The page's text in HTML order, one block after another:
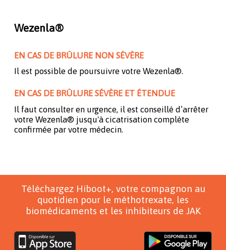
Wezenla®
EN CAS DE BRÛLURE NON SÉVÈRE
Il est possible de poursuivre votre Wezenla®.
EN CAS DE BRÛLURE SÉVÈRE ET ÉTENDUE
Il faut consulter en urgence, il est conseillé d’arrêter
votre Wezenla® jusqu'à cicatrisation complète
confirmée par votre médecin.
Téléchargez Hiboot+, votre compagnon au
quotidien pour le méthotrexate, les
biomédicaments et les inhibiteurs de JAK